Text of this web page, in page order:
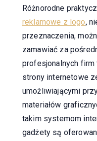
Różnorodne
reklamowe z logo,
przeznaczenia,
zamawiać za
profesjonalnych
strony internetowe
umożliwiającymi
materiałów
takim systemom
gadżety są